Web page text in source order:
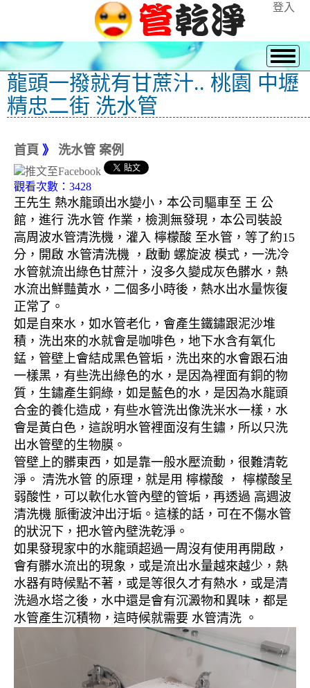
登入
龍頭一撥就有甘蔗汁.. 桃園 中壢
精忠二街 洗水管
首頁 》 洗水管 案例
觀看次數：3428
王先生 熱水龍頭出水變小，本公司驅車至 王 公
館，進行 洗水管 作業，檢測無發現，本公司裝設
高周波水管清洗機，灌入 檸檬酸 至水管，等了約15
分，開啟 水管清洗機 ，啟動 螺旋波 模式，一洗冷
水管就流出綠色甘蔗汁，沒多久變成灰色髒水，熱
水流出鮮豔黃水，二個多小時後，熱水出水量恢復
正常了。
如是自來水，如水管老化，會產生鐵鏽跟泥沙堆
積，洗出來的水就會是咖啡色，地下水含有氧化
錳，管壁上會結成黑色管垢，洗出來的水會跟石油
一樣黑，有些洗出綠色的水，是因為裡面有銅的物
質，生鏽產生銅綠，如是藍色的水，是因為水龍頭
合金的養化造成，有些水管洗出像洗米水一樣，水
會是黃白色，這說明水管裡面沒有生鏽，所以只洗
出水管壁的生物膜。
管壁上的髒東西，如是靠一般水壓流動，很難清乾
淨。 清洗水管 的原理，就是用 檸檬酸 ， 檸檬酸呈
弱酸性，可以軟化水管內壁的管垢，再透過 高週波
清洗機 脈衝波沖出汙垢。這樣的話，可在不傷水管
的狀況下，把水管內壁洗乾淨。
如果發現家中的水龍頭超過一周沒有使用再開啟，
會有髒水流出的現象，或是流出水量越來越少，熱
水器有時候點不著，或是等很久才有熱水，或是清
洗過水塔之後，水中還是會有沉澱物和異味，都是
水管產生沉積物，這時候就需要 水管清洗 。